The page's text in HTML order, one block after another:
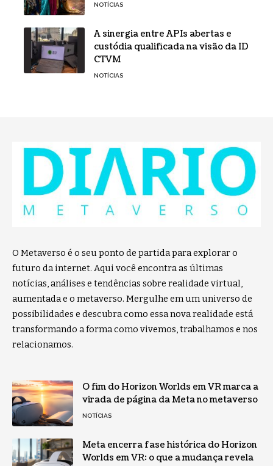
NOTÍCIAS
A sinergia entre APIs abertas e
custódia qualificada na visão da ID
CTVM
NOTÍCIAS
O Metaverso é o seu ponto de partida para explorar o
futuro da internet. Aqui você encontra as últimas
notícias, análises e tendências sobre realidade virtual,
aumentada e o metaverso. Mergulhe em um universo de
possibilidades e descubra como essa nova realidade está
transformando a forma como vivemos, trabalhamos e nos
relacionamos.
O fim do Horizon Worlds em VR marca a
virada de página da Meta no metaverso
NOTÍCIAS
Meta encerra fase histórica do Horizon
Worlds em VR: o que a mudança revela